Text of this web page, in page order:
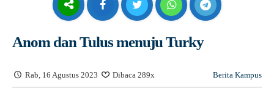
Anom dan Tulus menuju Turky
Rab, 16 Agustus 2023 Dibaca 289x Berita Kampus